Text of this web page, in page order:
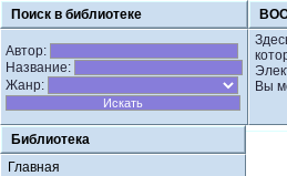
Поиск в библиотеке
Автор:
Название:
Жанр:
Вы
Библиотека
Главная